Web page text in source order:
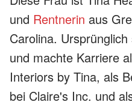
und Rentnerin aus
Carolina.
und machte Karriere
Interiors by Tina, als
bei Claire's Inc. und